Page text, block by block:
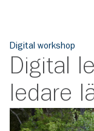
Digital workshop
Digital
ledare